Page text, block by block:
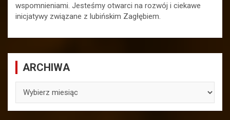
wspomnieniami. Jesteśmy otwarci na rozwój i ciekawe
inicjatywy związane z lubińskim Zagłębiem.
ARCHIWA